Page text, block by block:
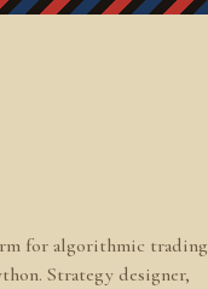
for algorithmic trading
Strategy designer,